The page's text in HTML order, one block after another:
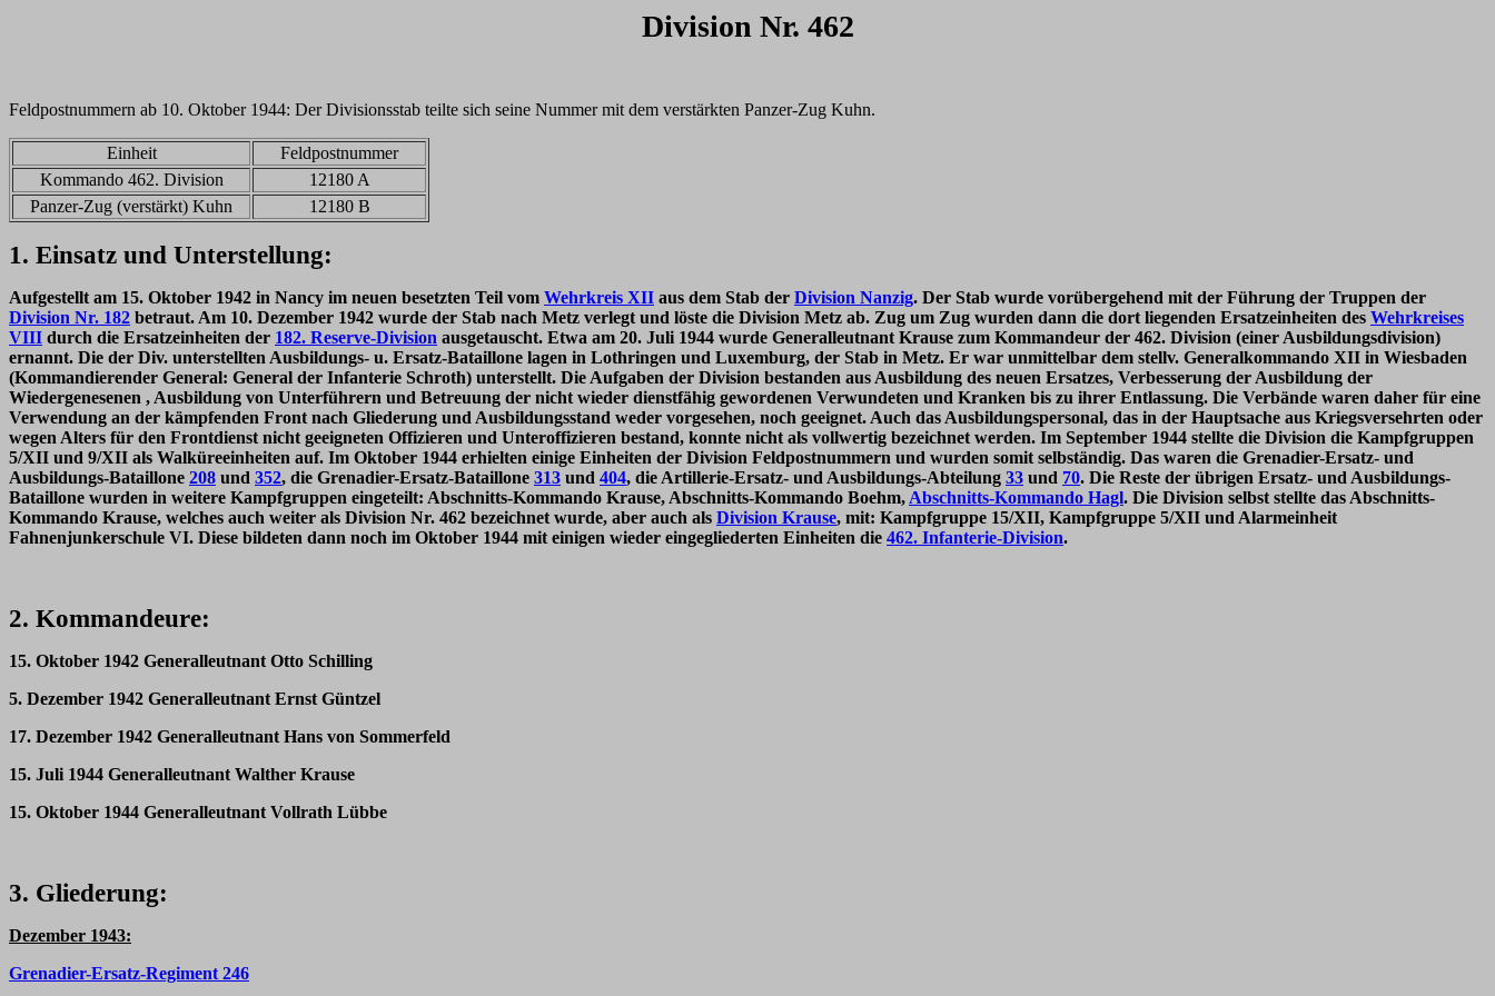
Division Nr. 462
Feldpostnummern ab 10. Oktober 1944: Der Divisionsstab teilte sich seine Nummer mit dem verstärkten Panzer-Zug Kuhn.
Einheit
Feldpostnummer
Kommando 462. Division
12180 A
Panzer-Zug (verstärkt) Kuhn
12180 B
1. Einsatz und Unterstellung:
Aufgestellt am 15. Oktober 1942 in Nancy im neuen besetzten Teil vom Wehrkreis XII aus dem Stab der Division Nanzig. Der Stab wurde vorübergehend mit der Führung der Truppen der
Division Nr. 182 betraut. Am 10. Dezember 1942 wurde der Stab nach Metz verlegt und löste die Division Metz ab. Zug um Zug wurden dann die dort liegenden Ersatzeinheiten des Wehrkreises
VIII durch die Ersatzeinheiten der 182. Reserve-Division ausgetauscht. Etwa am 20. Juli 1944 wurde Generalleutnant Krause zum Kommandeur der 462. Division (einer Ausbildungsdivision)
ernannt. Die der Div. unterstellten Ausbildungs- u. Ersatz-Bataillone lagen in Lothringen und Luxemburg, der Stab in Metz. Er war unmittelbar dem stellv. Generalkommando XII in Wiesbaden
(Kommandierender General: General der Infanterie Schroth) unterstellt. Die Aufgaben der Division bestanden aus Ausbildung des neuen Ersatzes, Verbesserung der Ausbildung der
Wiedergenesenen , Ausbildung von Unterführern und Betreuung der nicht wieder dienstfähig gewordenen Verwundeten und Kranken bis zu ihrer Entlassung. Die Verbände waren daher für eine
Verwendung an der kämpfenden Front nach Gliederung und Ausbildungsstand weder vorgesehen, noch geeignet. Auch das Ausbildungspersonal, das in der Hauptsache aus Kriegsversehrten oder
wegen Alters für den Frontdienst nicht geeigneten Offizieren und Unteroffizieren bestand, konnte nicht als vollwertig bezeichnet werden. Im September 1944 stellte die Division die Kampfgruppen
5/XII und 9/XII als Walküreeinheiten auf. Im Oktober 1944 erhielten einige Einheiten der Division Feldpostnummern und wurden somit selbständig. Das waren die Grenadier-Ersatz- und
Ausbildungs-Bataillone 208 und 352, die Grenadier-Ersatz-Bataillone 313 und 404, die Artillerie-Ersatz- und Ausbildungs-Abteilung 33 und 70. Die Reste der übrigen Ersatz- und Ausbildungs-
Bataillone wurden in weitere Kampfgruppen eingeteilt: Abschnitts-Kommando Krause, Abschnitts-Kommando Boehm, Abschnitts-Kommando Hagl. Die Division selbst stellte das Abschnitts-
Kommando Krause, welches auch weiter als Division Nr. 462 bezeichnet wurde, aber auch als Division Krause, mit: Kampfgruppe 15/XII, Kampfgruppe 5/XII und Alarmeinheit
Fahnenjunkerschule VI. Diese bildeten dann noch im Oktober 1944 mit einigen wieder eingegliederten Einheiten die 462. Infanterie-Division.
2. Kommandeure:
15. Oktober 1942 Generalleutnant Otto Schilling
5. Dezember 1942 Generalleutnant Ernst Güntzel
17. Dezember 1942 Generalleutnant Hans von Sommerfeld
15. Juli 1944 Generalleutnant Walther Krause
15. Oktober 1944 Generalleutnant Vollrath Lübbe
3. Gliederung:
Dezember 1943:
Grenadier-Ersatz-Regiment 246